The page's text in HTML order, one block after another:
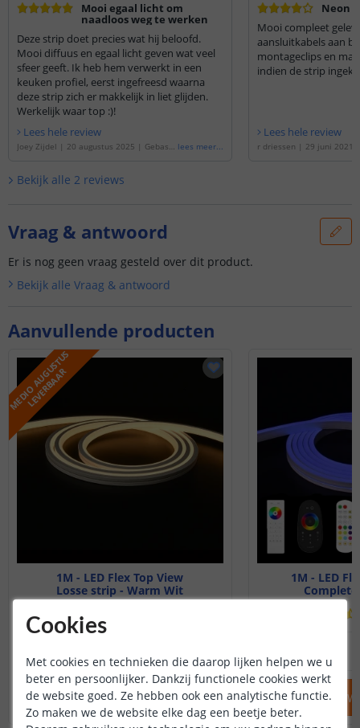
Aanvullende producten
M
E
D
I
O
A
U
G
U
S
T
U
S
L
E
V
E
R
B
A
A
R
1M - LED Flex Top View
Losse strip - Warm Wit
IN WINKELWAGEN
1M - LED
Complete
IN
Mooi egaal licht om
naadloos weg te werken
Deze strip doet precies wat hij beloofd.
Mooi diffuus en egaal licht geven wat veel
sfeer geeft. Ik heb hem verwerkt in een
keuken profiel, eerst ingefreesd waarna
deze strip zich er makkelijk in liet glijden.
Werkelijk waar top :)!
Lees hele review
Joey Zijdel | 20 augustus 2025 | Gebase
lees meer...
Neon
Mooi compleet
aansluitkabels aan
montageclips en
indien de strip
Lees hele review
r driessen | 29 juni 2021
Bekijk alle 2 reviews
Vraag & antwoord
Er is nog geen vraag gesteld over dit product.
Bekijk alle Vraag & antwoord
Cookies
Met cookies en technieken die daarop lijken helpen we u
beter en persoonlijker. Dankzij functionele cookies werkt
de website goed. Ze hebben ook een analytische functie.
Zo maken we de website elke dag een beetje beter.